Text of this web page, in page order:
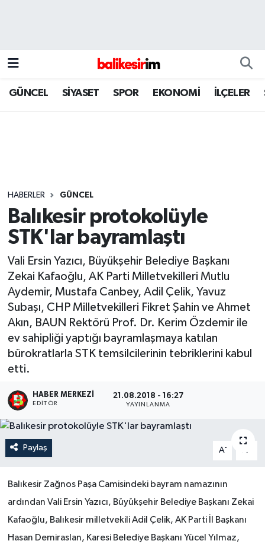
GÜNCEL SİYASET SPOR EKONOMİ İLÇELER
HABERLER GÜNCEL
Balıkesir protokolüyle
STK'lar bayramlaştı
Vali Ersin Yazıcı, Büyükşehir Belediye Başkanı
Zekai Kafaoğlu, AK Parti Milletvekilleri Mutlu
Aydemir, Mustafa Canbey, Adil Çelik, Yavuz
Subaşı, CHP Milletvekilleri Fikret Şahin ve Ahmet
Akın, BAUN Rektörü Prof. Dr. Kerim Özdemir ile
ev sahipliği yaptığı bayramlaşmaya katılan
bürokratlarla STK temsilcilerinin tebriklerini kabul
etti.
HABER MERKEZI
EDITÖR
21.08.2018 - 16:27
YAYINLANMA
Paylaş A- A
Balıkesir Zağnos Paşa Camisindeki bayram namazının
ardından Vali Ersin Yazıcı, Büyükşehir Belediye Başkanı Zekai
Kafaoğlu, Balıkesir milletvekili Adil Çelik, AK Parti İl Başkanı
Hasan Demiraslan, Karesi Belediye Başkanı Yücel Yılmaz,